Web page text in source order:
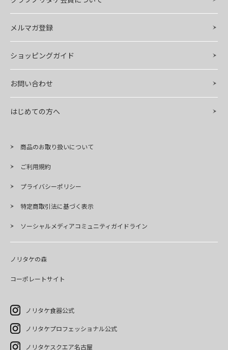
メルマガ登録
ショッピングガイド
お問い合わせ
はじめての方へ
商品のお取り扱いについて
ご利用規約
プライバシーポリシー
特定商取引法に基づく表示
ソーシャルメディアコミュニティガイドライン
ノリタケの森
コーポレートサイト
ノリタケ食器公式
ノリタケプロフェッショナル公式
ノリタケスクエア名古屋